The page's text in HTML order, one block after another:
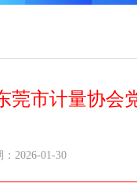
市计量协会
2026-01-30